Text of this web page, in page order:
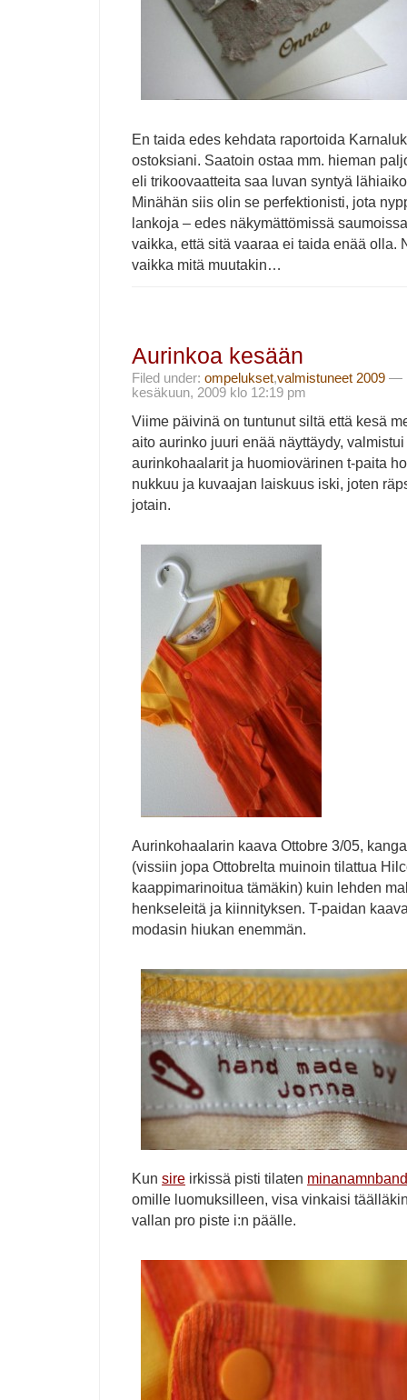
En taida edes kehdata raportoida
ostoksiani. Saatoin ostaa mm. hieman
eli trikoovaatteita saa luvan syntyä
Minähän siis olin se perfektionisti, jota
lankoja – edes näkymättömissä
vaikka, että sitä vaaraa ei taida enää olla.
vaikka mitä muutakin…
Aurinkoa kesään
Filed under: ompelukset,valmistuneet 2009 —
kesäkuun, 2009 klo 12:19 pm
Viime päivinä on tuntunut siltä että kesä
aito aurinko juuri enää näyttäydy,
aurinkohaalarit ja huomiovärinen t-paita
nukkuu ja kuvaajan laiskuus iski, joten
jotain.
Aurinkohaalarin kaava Ottobre 3/05,
(vissiin jopa Ottobrelta muinoin tilattua
kaappimarinoitua tämäkin) kuin lehden
henkseleitä ja kiinnityksen. T-paidan
modasin hiukan enemmän.
Kun sire irkissä pisti tilaten
omille luomuksilleen, visa vinkaisi
vallan pro piste i:n päälle.